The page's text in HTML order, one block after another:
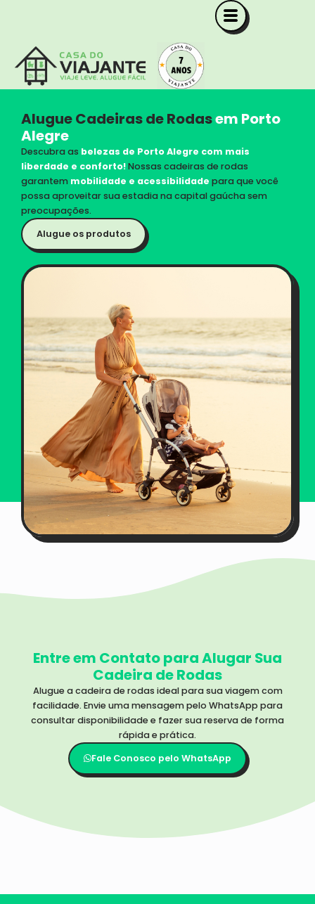
conteúdo
Alugue Cadeiras de Rodasem Porto
Alegre
Descubra as belezas de Porto Alegre com mais
liberdade e conforto!Nossas cadeiras de rodas
garantem mobilidade e acessibilidade para que você
possa aproveitar sua estadia na capital gaúcha sem
preocupações.
Alugue os produtos
Entre em Contato para Alugar Sua
Cadeira de Rodas
Alugue a cadeira de rodas ideal para sua viagem com
facilidade. Envie uma mensagem pelo WhatsApp para
consultar disponibilidade e fazer sua reserva de forma
rápida e prática.
Fale Conosco pelo WhatsApp